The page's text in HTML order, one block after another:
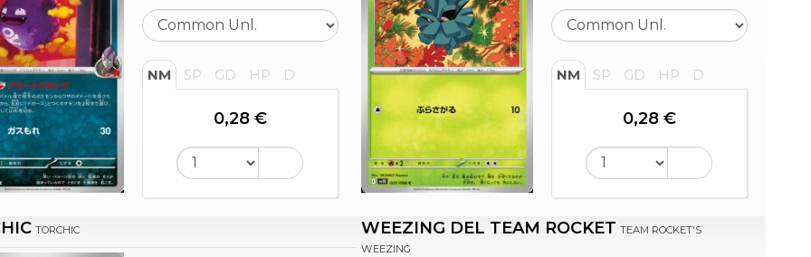
NM SP GD HP D
0,28 €
NM SP GD HP D
0,28 €
TORCHIC WEEZING DEL TEAM ROCKET TEAM ROCKET'S
WEEZING